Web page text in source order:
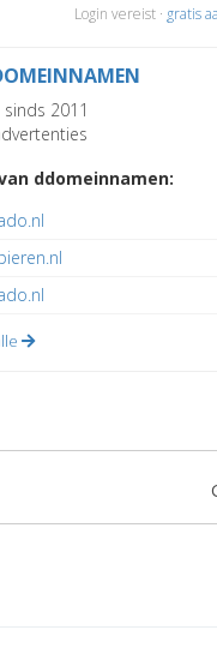
Login vereist · gratis
sinds 2011
ddomeinnamen: